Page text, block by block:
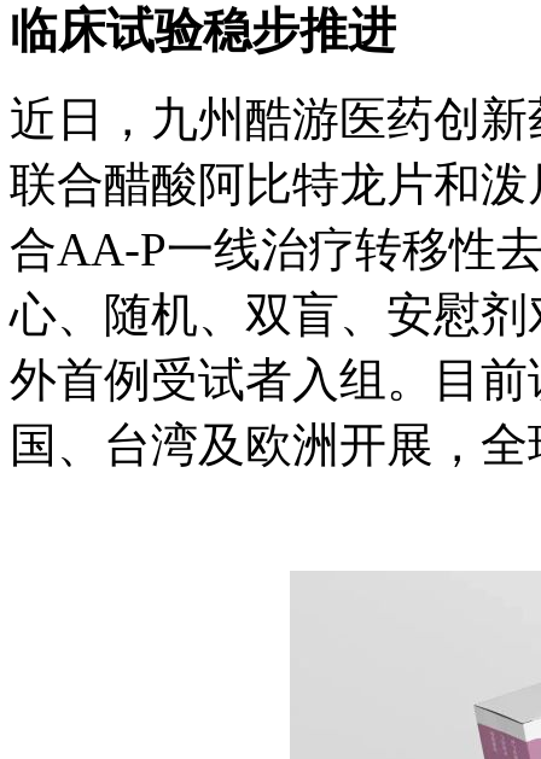
临床试验稳步推进
近日，九州酷游医药
联合醋酸阿比特龙片和
合AA-P一线治疗转移性
心、随机、双盲、
外首例受试者入组。目前该
国、台湾及欧洲开展